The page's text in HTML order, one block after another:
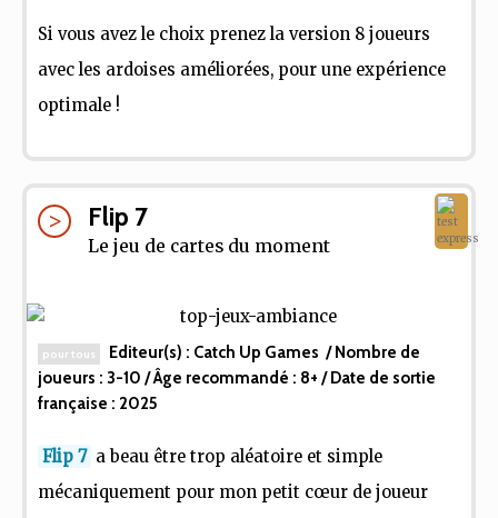
Si vous avez le choix prenez la version 8 joueurs
avec les ardoises améliorées, pour une expérience
optimale !
Flip 7
Le jeu de cartes du moment
pour tous Editeur(s) : Catch Up Games / Nombre de
joueurs : 3-10 / Âge recommandé : 8+ / Date de sortie
française : 2025
Flip 7 a beau être trop aléatoire et simple
mécaniquement pour mon petit cœur de joueur